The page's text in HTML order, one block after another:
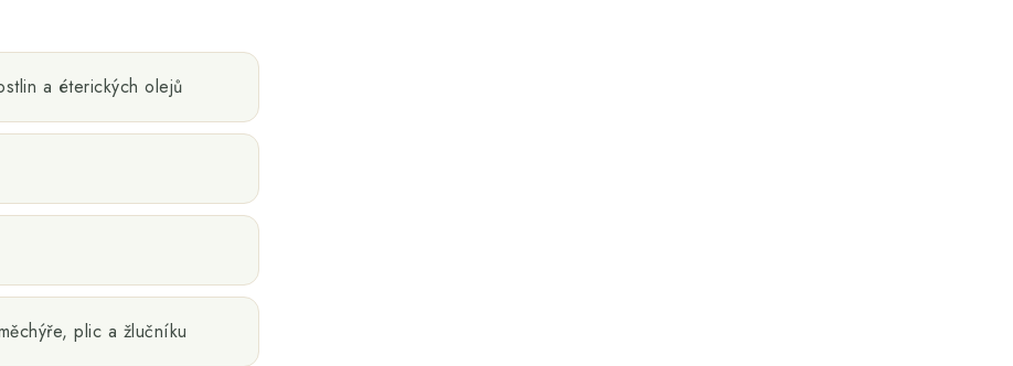
a éterických olejů
plic a žlučníku